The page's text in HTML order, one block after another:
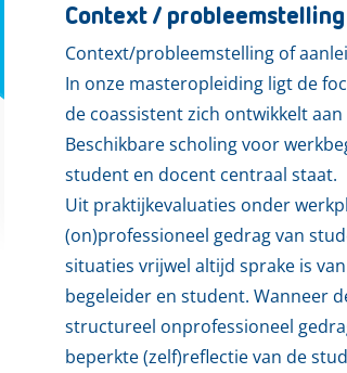
Context /
Context/probleemstelling of
In onze masteropleiding ligt de
de coassistent zich ontwikkelt
Beschikbare scholing voor
student en docent centraal staat.
Uit praktijkevaluaties onder
(on)professioneel gedrag van
situaties vrijwel altijd sprake is
begeleider en student. Wanneer
structureel onprofessioneel
beperkte (zelf)reflectie van de